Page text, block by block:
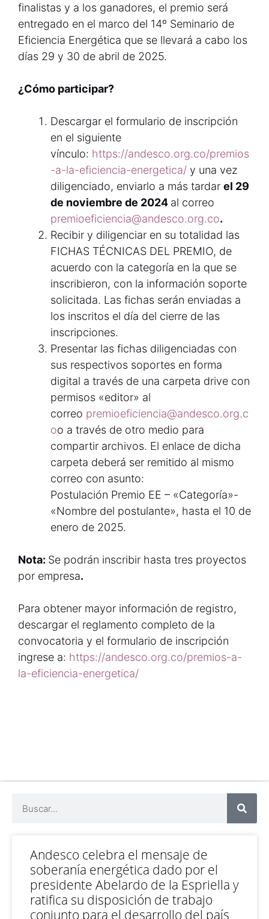
finalistas y a los ganadores, el premio será
entregado en el marco del 14º Seminario de
Eficiencia Energética que se llevará a cabo los
días 29 y 30 de abril de 2025.
¿Cómo participar?
Descargar el formulario de inscripción
en el siguiente
vínculo: https://andesco.org.co/premios
-a-la-eficiencia-energetica/ y una vez
diligenciado, enviarlo a más tardar el 29
de noviembre de 2024 al correo
premioeficiencia@andesco.org.co.
Recibir y diligenciar en su totalidad las
FICHAS TÉCNICAS DEL PREMIO, de
acuerdo con la categoría en la que se
inscribieron, con la información soporte
solicitada. Las fichas serán enviadas a
los inscritos el día del cierre de las
inscripciones.
Presentar las fichas diligenciadas con
sus respectivos soportes en forma
digital a través de una carpeta drive con
permisos «editor» al
correo premioeficiencia@andesco.org.c
oo a través de otro medio para
compartir archivos. El enlace de dicha
carpeta deberá ser remitido al mismo
correo con asunto:
Postulación Premio EE – «Categoría»-
«Nombre del postulante», hasta el 10 de
enero de 2025.
Nota: Se podrán inscribir hasta tres proyectos
por empresa.
Para obtener mayor información de registro,
descargar el reglamento completo de la
convocatoria y el formulario de inscripción
ingrese a: https://andesco.org.co/premios-a-
la-eficiencia-energetica/
Andesco celebra el mensaje de
soberanía energética dado por el
presidente Abelardo de la Espriella y
ratifica su disposición de trabajo
conjunto para el desarrollo del país